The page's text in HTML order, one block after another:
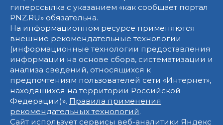
гиперссылка с указанием «как сообщает портал
PNZ.RU» обязательна.
На информационном ресурсе применяются
внешние рекомендательные технологии
(информационные технологии предоставления
информации на основе сбора, систематизации и
анализа сведений, относящихся к
предпочтениям пользователей сети «Интернет»,
находящихся на территории Российской
Федерации)». Правила применения
рекомендательных технологий.
Сайт использует сервисы веб-аналитики Яндекс